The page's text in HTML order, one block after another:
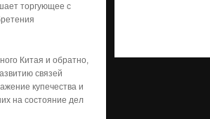
торгующее с
Китая и обратно,
связей
купечества и
на состояние дел